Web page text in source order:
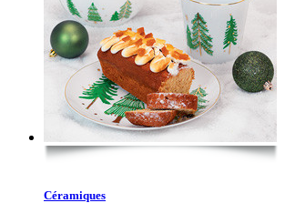
Céramiques